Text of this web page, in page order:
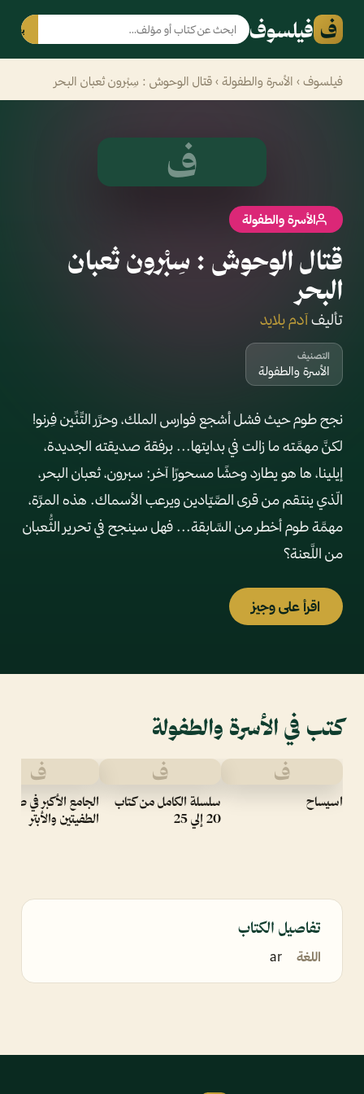
ف فيلسوف بحث
فيلسوف › الأسرة والطفولة › قتال الوحوش : سِبْرون ثعبان البحر
ف
الأسرة والطفولة
قتال الوحوش : سِبْرون ثعبان
البحر
تأليفآدم بلايد
التصنيف
الأسرة والطفولة
نجح طوم حيث فشل أشجع فوارس الملك، وحرَّر التِّنِّين فِرنو!
لكنَّ مهمَّته ما زالت في بدايتها... برفقة صديقته الجديدة،
إيلينا، ها هو يطارد وحشًا مسحورًا آخر: سبرون، ثعبان البحر،
الّذي ينتقم من قرى الصَّيّادين ويرعب الأسماك. هذه المرَّة،
مهمَّة طوم أخطر من السَّابقة... فهل سينجح في تحرير الثُّعبان
من اللَّعنة؟
اقرأ على وجيز
كتب في الأسرة والطفولة
ف
اسيساح
ف
سلسلة الكامل من كتاب
20 إلي 25
ف
الجامع الأكبر في
الطفيتين والأبتر
تفاصيل الكتاب
اللغة ar